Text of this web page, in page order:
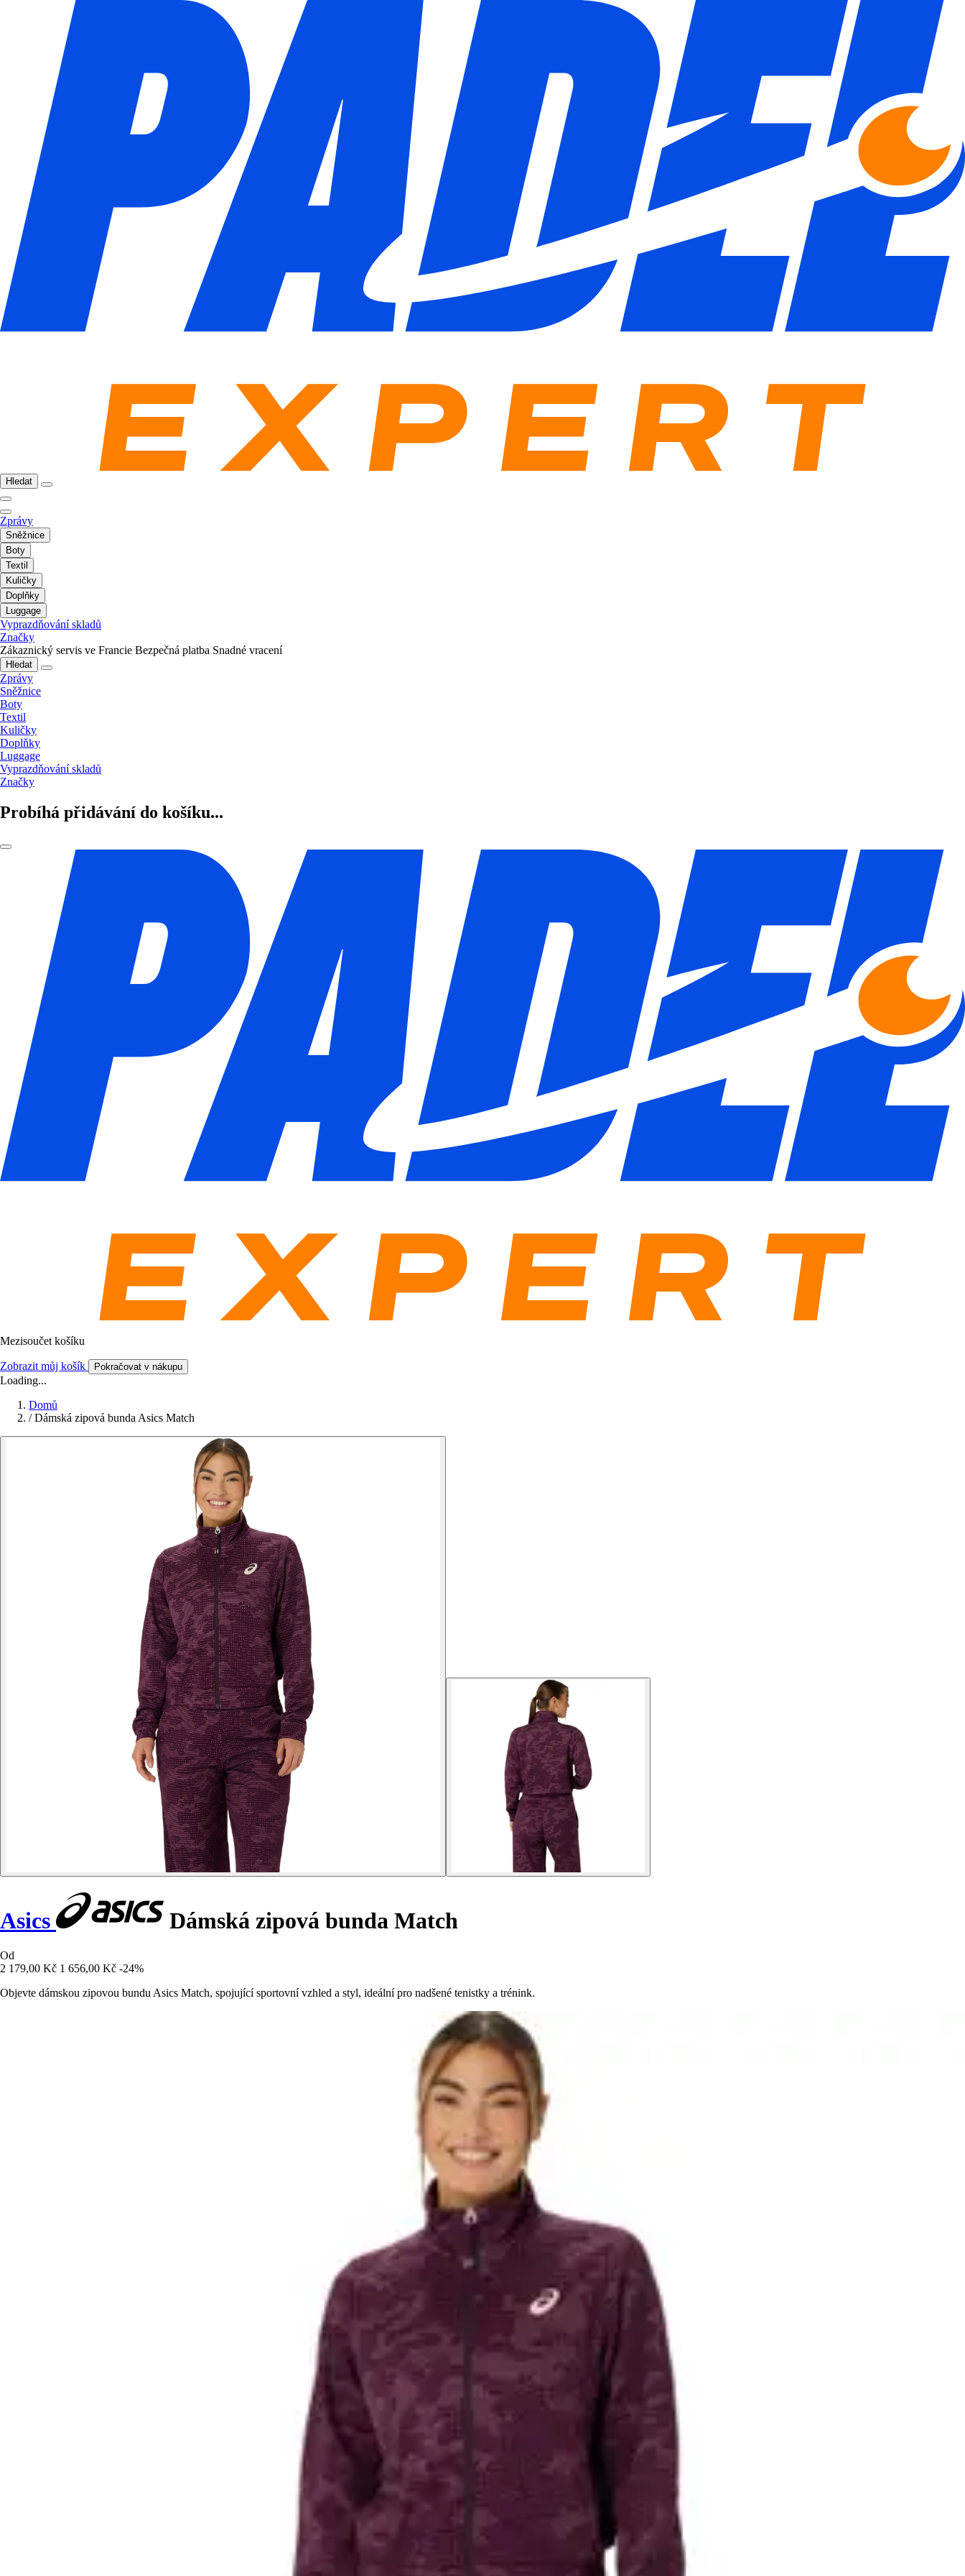
Hledat
Zprávy
Sněžnice
Boty
Textil
Kuličky
Doplňky
Luggage
Vyprazdňování skladů
Značky
Zákaznický servis ve Francie Bezpečná platba Snadné vracení
Hledat
Zprávy
Sněžnice
Boty
Textil
Kuličky
Doplňky
Luggage
Vyprazdňování skladů
Značky
Probíhá přidávání do košíku...
Mezisoučet košíku
Zobrazit můj košík Pokračovat v nákupu
Loading...
Domů
/ Dámská zipová bunda Asics Match
Asics Dámská zipová bunda Match
Od
2 179,00 Kč 1 656,00 Kč -24%
Objevte dámskou zipovou bundu Asics Match, spojující sportovní vzhled a styl, ideální pro nadšené tenistky a trénink.